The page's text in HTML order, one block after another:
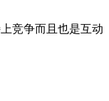
竞争而且也是互动